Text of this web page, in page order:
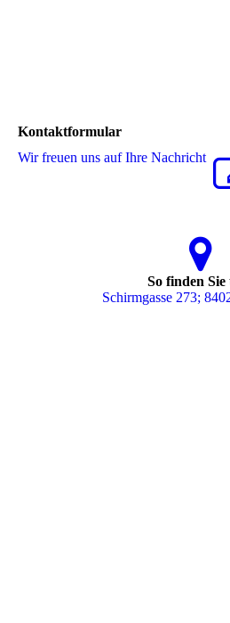
Kontaktformular
Wir freuen uns auf Ihre Nachricht
So finden Sie
Schirmgasse 273;